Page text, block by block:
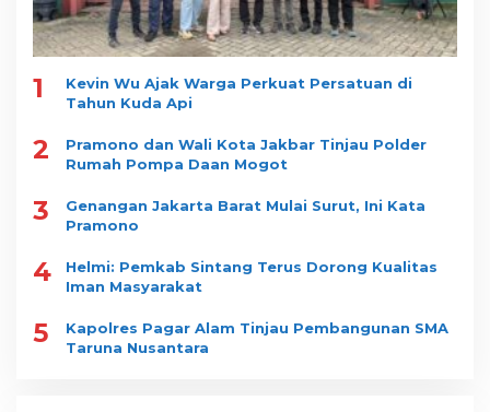
1
Kevin Wu Ajak Warga Perkuat Persatuan di
Tahun Kuda Api
2
Pramono dan Wali Kota Jakbar Tinjau Polder
Rumah Pompa Daan Mogot
3
Genangan Jakarta Barat Mulai Surut, Ini Kata
Pramono
4
Helmi: Pemkab Sintang Terus Dorong Kualitas
Iman Masyarakat
5
Kapolres Pagar Alam Tinjau Pembangunan SMA
Taruna Nusantara